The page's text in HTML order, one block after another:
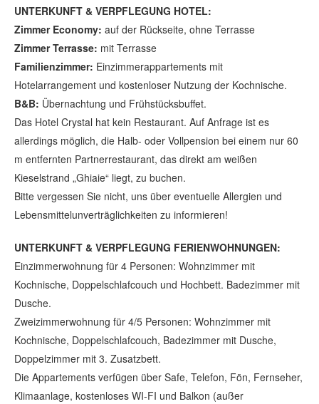
UNTERKUNFT & VERPFLEGUNG HOTEL:
Zimmer Economy: auf der Rückseite, ohne Terrasse
Zimmer Terrasse: mit Terrasse
Familienzimmer: Einzimmerappartements mit
Hotelarrangement und kostenloser Nutzung der Kochnische.
B&B: Übernachtung und Frühstücksbuffet.
Das Hotel Crystal hat kein Restaurant. Auf Anfrage ist es
allerdings möglich, die Halb- oder Vollpension bei einem nur 60
m entfernten Partnerrestaurant, das direkt am weißen
Kieselstrand „Ghiaie“ liegt, zu buchen.
Bitte vergessen Sie nicht, uns über eventuelle Allergien und
Lebensmittelunverträglichkeiten zu informieren!
UNTERKUNFT & VERPFLEGUNG FERIENWOHNUNGEN:
Einzimmerwohnung für 4 Personen: Wohnzimmer mit
Kochnische, Doppelschlafcouch und Hochbett. Badezimmer mit
Dusche.
Zweizimmerwohnung für 4/5 Personen: Wohnzimmer mit
Kochnische, Doppelschlafcouch, Badezimmer mit Dusche,
Doppelzimmer mit 3. Zusatzbett.
Die Appartements verfügen über Safe, Telefon, Fön, Fernseher,
Klimaanlage, kostenloses WI-FI und Balkon (außer